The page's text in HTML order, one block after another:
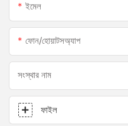
ইমেল
ফোন/হোয়াটসঅ্যাপ
সংস্থার নাম
ফাইল